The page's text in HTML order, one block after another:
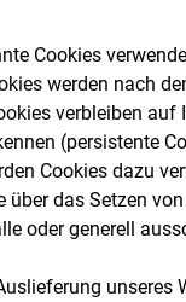
Cookies
werden nach
verbleiben
(persistente
Cookies dazu
über das Setzen
oder generell
unseres